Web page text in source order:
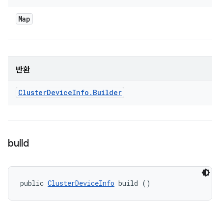
Map
반환
ClusterDeviceInfo . Builder
build
public ClusterDeviceInfo build ()